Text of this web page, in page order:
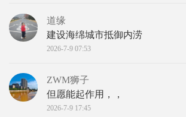
道缘
建设海绵城市抵御内涝
2026-7-9 07:53
ZWM狮子
但愿能起作用，，
2026-7-9 17:45